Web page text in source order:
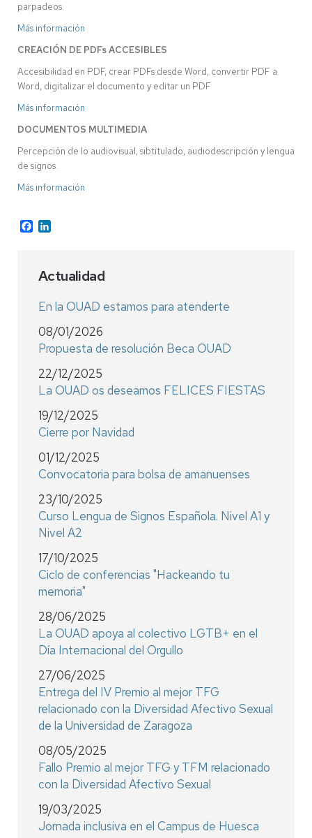
parpadeos.
Más información
CREACIÓN DE PDFs ACCESIBLES
Accesibilidad en PDF, crear PDFs desde Word, convertir PDF a
Word, digitalizar el documento y editar un PDF
Más información
DOCUMENTOS MULTIMEDIA
Percepción de lo audiovisual, sibtitulado, audiodescripción y lengua
de signos.
Más información
Facebook
Actualidad
En la OUAD estamos para atenderte
08/01/2026
Propuesta de resolución Beca OUAD
22/12/2025
La OUAD os deseamos FELICES FIESTAS
19/12/2025
Cierre por Navidad
01/12/2025
Convocatoria para bolsa de amanuenses
23/10/2025
Curso Lengua de Signos Española. Nivel A1 y
Nivel A2
17/10/2025
Ciclo de conferencias "Hackeando tu
memoria"
28/06/2025
La OUAD apoya al colectivo LGTB+ en el
Día Internacional del Orgullo
27/06/2025
Entrega del IV Premio al mejor TFG
relacionado con la Diversidad Afectivo Sexual
de la Universidad de Zaragoza
08/05/2025
Fallo Premio al mejor TFG y TFM relacionado
con la Diversidad Afectivo Sexual
19/03/2025
Jornada inclusiva en el Campus de Huesca